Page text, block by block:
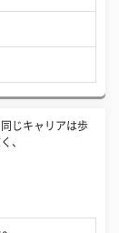
同じキャリアは歩
、